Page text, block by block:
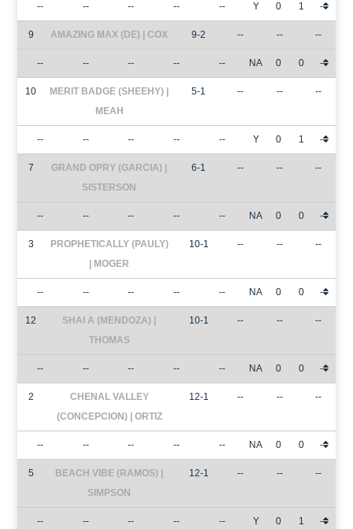
-- -- -- -- -- Y 0 1 -
9 AMAZING MAX (DE) | COX 9-2 -- -- --
-- -- -- -- -- NA 0 0 -
10
MERIT BADGE (SHEEHY) |
MEAH
5-1 -- -- --
-- -- -- -- -- Y 0 1 -
7
GRAND OPRY (GARCIA) |
SISTERSON
6-1 -- -- --
-- -- -- -- -- NA 0 0 -
3
PROPHETICALLY (PAULY)
| MOGER
10-1 -- -- --
-- -- -- -- -- NA 0 0 -
12
SHAI A (MENDOZA) |
THOMAS
10-1 -- -- --
-- -- -- -- -- NA 0 0 -
2
CHENAL VALLEY
(CONCEPCION) | ORTIZ
12-1 -- -- --
-- -- -- -- -- NA 0 0 -
5
BEACH VIBE (RAMOS) |
SIMPSON
12-1 -- -- --
-- -- -- -- -- Y 0 1 -